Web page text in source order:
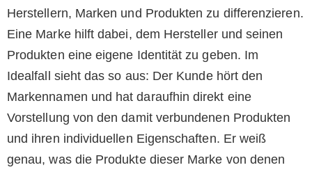
Herstellern, Marken und Produkten zu differenzieren.
Eine Marke hilft dabei, dem Hersteller und seinen
Produkten eine eigene Identität zu geben. Im
Idealfall sieht das so aus: Der Kunde hört den
Markennamen und hat daraufhin direkt eine
Vorstellung von den damit verbundenen Produkten
und ihren individuellen Eigenschaften. Er weiß
genau, was die Produkte dieser Marke von denen